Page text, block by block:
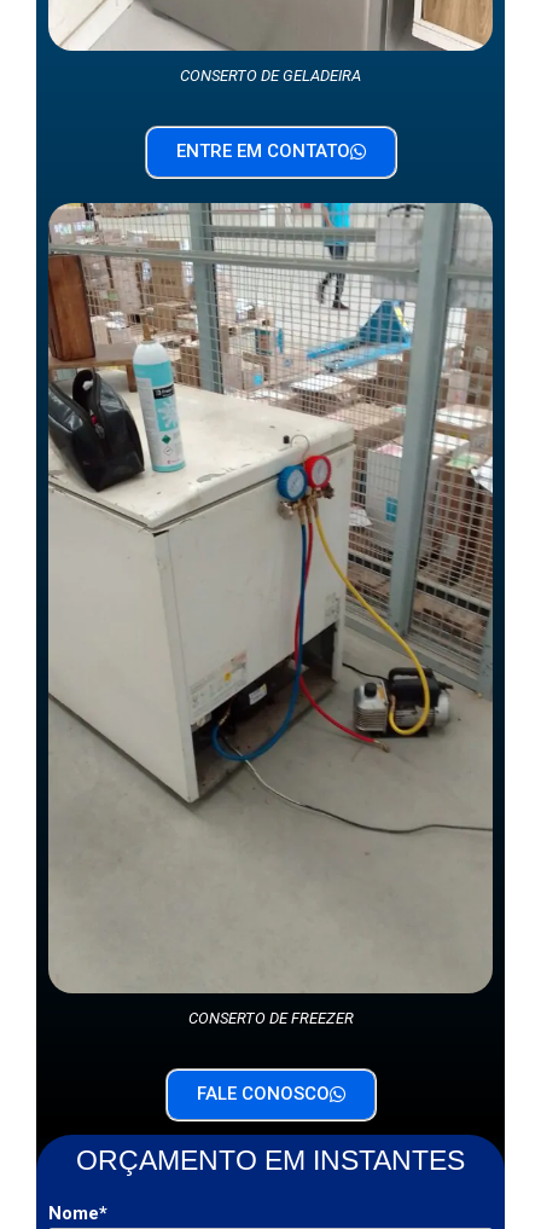
CONSERTO DE GELADEIRA
ENTRE EM CONTATO
CONSERTO DE FREEZER
FALE CONOSCO
ORÇAMENTO EM INSTANTES
Nome*